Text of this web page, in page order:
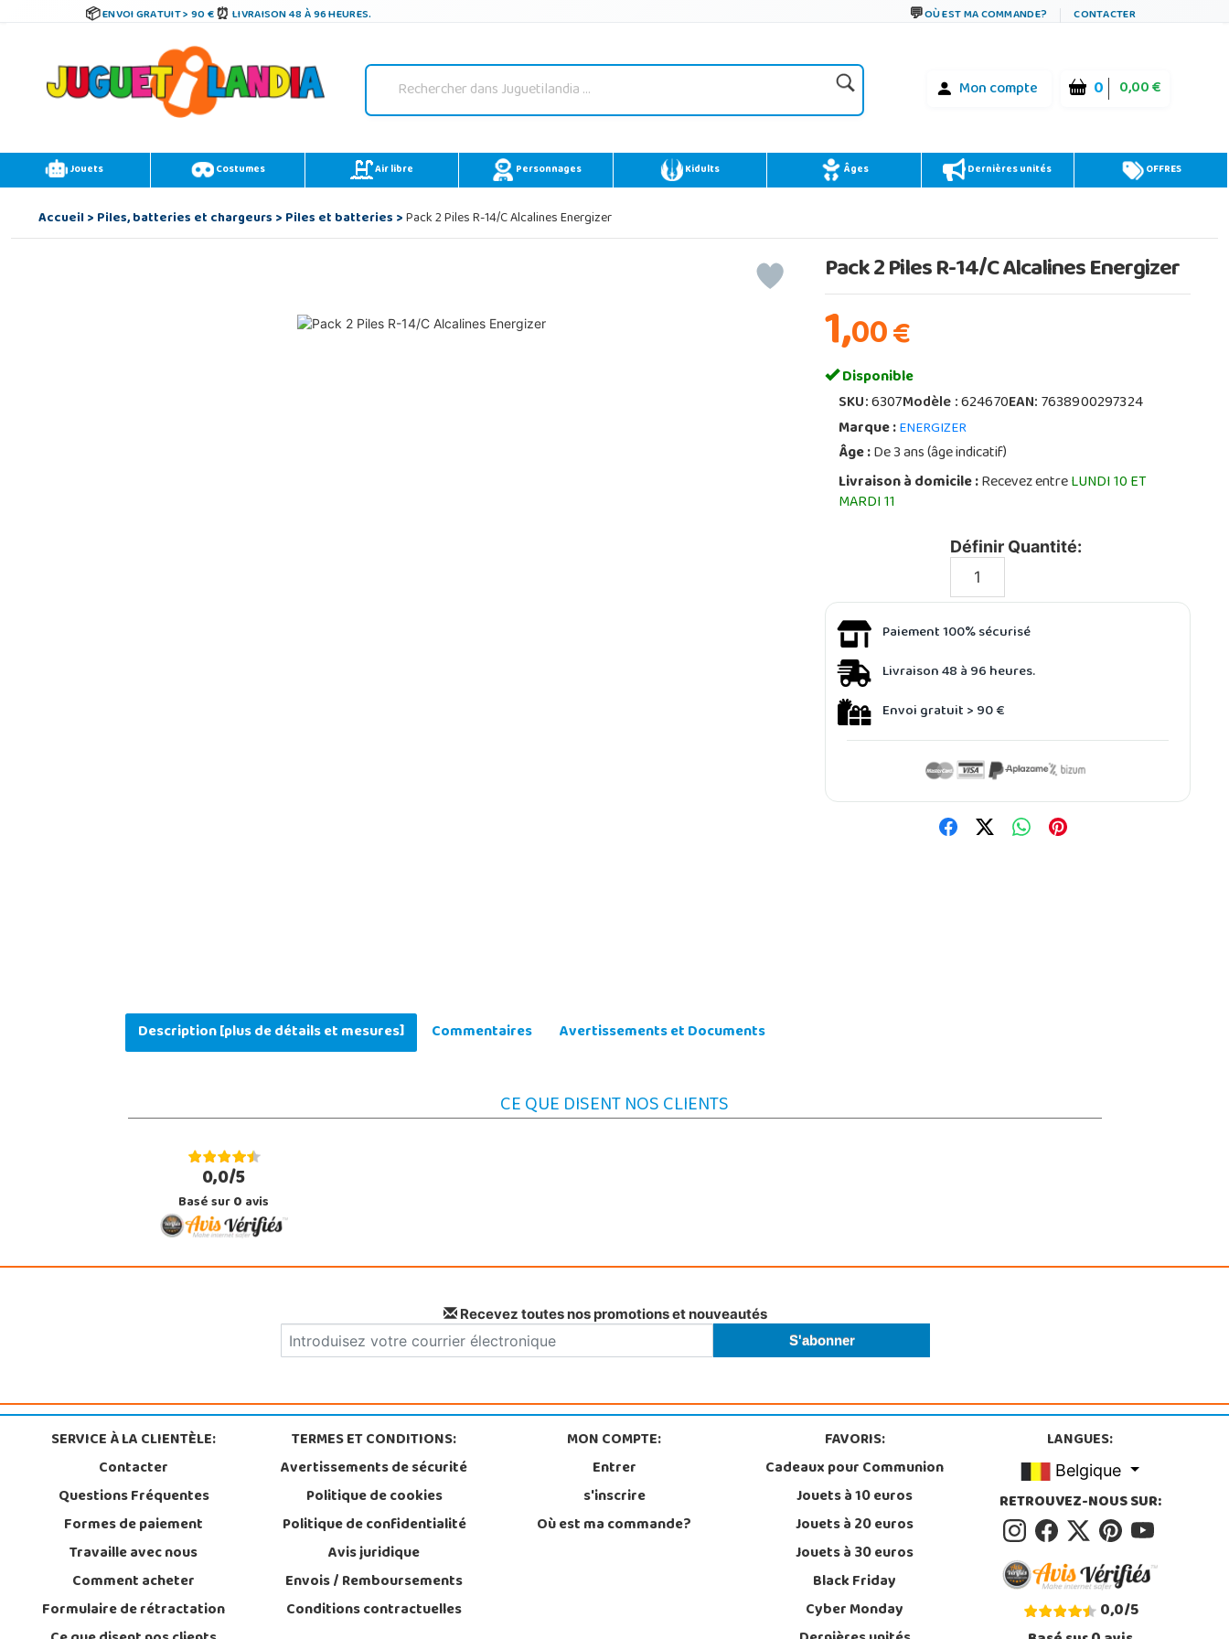
ENVOI GRATUIT > 90 € LIVRAISON 48 À 96 HEURES. OÙ EST MA COMMANDE? CONTACTER
Mon compte 0 0,00 €
Jouets Costumes Air libre Personnages Kidults Âges Dernières unités OFFRES
Accueil>Piles, batteries et chargeurs>Piles et batteries>Pack 2 Piles R-14/C Alcalines Energizer
Pack 2 Piles R-14/C Alcalines Energizer
1,00€
Disponible
SKU:6307Modèle :624670EAN:7638900297324
Marque :ENERGIZER
Âge :De 3 ans (âge indicatif)
Livraison à domicile :Recevez entreLUNDI 10 ET
MARDI 11
Définir Quantité:
Paiement 100% sécurisé
Livraison 48 à 96 heures.
Envoi gratuit > 90 €
Description [plus de détails et mesures] Commentaires Avertissements et Documents
CE QUE DISENT NOS CLIENTS
0,0/5
Basé sur0avis
Recevez toutes nos promotions et nouveautés
SERVICE À LA CLIENTÈLE:
Contacter
Questions Fréquentes
Formes de paiement
Travaille avec nous
Comment acheter
Formulaire de rétractation
TERMES ET CONDITIONS:
Avertissements de sécurité
Politique de cookies
Politique de confidentialité
Avis juridique
Envois / Remboursements
Conditions contractuelles
MON COMPTE:
Entrer
s'inscrire
Où est ma commande?
FAVORIS:
Cadeaux pour Communion
Jouets à 10 euros
Jouets à 20 euros
Jouets à 30 euros
Black Friday
Cyber Monday
LANGUES:
Belgique
RETROUVEZ-NOUS SUR:
0,0/5